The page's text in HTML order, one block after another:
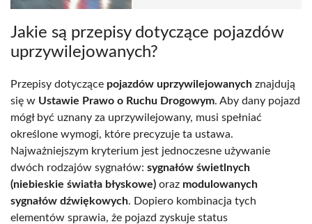
Jakie są przepisy dotyczące pojazdów
uprzywilejowanych?
Przepisy dotyczące pojazdów uprzywilejowanych znajdują
się w Ustawie Prawo o Ruchu Drogowym. Aby dany pojazd
mógł być uznany za uprzywilejowany, musi spełniać
określone wymogi, które precyzuje ta ustawa.
Najważniejszym kryterium jest jednoczesne używanie
dwóch rodzajów sygnałów: sygnałów świetlnych
(niebieskie światła błyskowe) oraz modulowanych
sygnałów dźwiękowych. Dopiero kombinacja tych
elementów sprawia, że pojazd zyskuje status